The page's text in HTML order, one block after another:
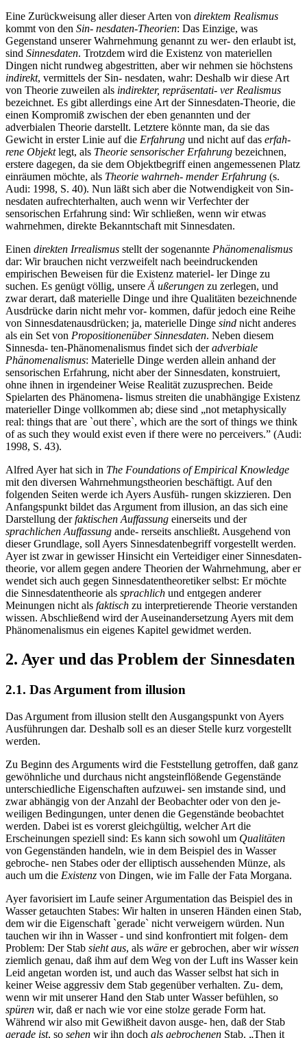
Eine Zurückweisung aller dieser Arten von direktem Realismus
kommt von den Sin- nesdaten-Theorien: Das Einzige, was
Gegenstand unserer Wahrnehmung genannt zu wer- den erlaubt ist,
sind Sinnesdaten. Trotzdem wird die Existenz von materiellen
Dingen nicht rundweg abgestritten, aber wir nehmen sie höchstens
indirekt, vermittels der Sin- nesdaten, wahr: Deshalb wir diese Art
von Theorie zuweilen als indirekter, repräsentati- ver Realismus
bezeichnet. Es gibt allerdings eine Art der Sinnesdaten-Theorie, die
einen Kompromiß zwischen der eben genannten und der
adverbialen Theorie darstellt. Letztere könnte man, da sie das
Gewicht in erster Linie auf die Erfahrung und nicht auf das erfah-
rene Objektlegt, als Theorie sensorischer Erfahrung bezeichnen,
erstere dagegen, da sie dem Objektbegriff einen angemessenen Platz
einräumen möchte, als Theorie wahrneh- mender Erfahrung (s.
Audi: 1998, S. 40). Nun läßt sich aber die Notwendigkeit von Sin-
nesdaten aufrechterhalten, auch wenn wir Verfechter der
sensorischen Erfahrung sind: Wir schließen, wenn wir etwas
wahrnehmen, direkte Bekanntschaft mit Sinnesdaten.
Einen direkten Irrealismus stellt der sogenannte Phänomenalismus
dar: Wir brauchen nicht verzweifelt nach beeindruckenden
empirischen Beweisen für die Existenz materiel- ler Dinge zu
suchen. Es genügt völlig, unsere Ä ußerungen zu zerlegen, und
zwar derart, daß materielle Dinge und ihre Qualitäten bezeichnende
Ausdrücke darin nicht mehr vor- kommen, dafür jedoch eine Reihe
von Sinnesdatenausdrücken; ja, materielle Dinge sind nicht anderes
als ein Set von Propositionenüber Sinnesdaten. Neben diesem
Sinnesda- ten-Phänomenalismus findet sich deradverbiale
Phänomenalismus: Materielle Dinge werden allein anhand der
sensorischen Erfahrung, nicht aber der Sinnesdaten, konstruiert,
ohne ihnen in irgendeiner Weise Realität zuzusprechen. Beide
Spielarten des Phänomena- lismus streiten die unabhängige Existenz
materieller Dinge vollkommen ab; diese sind „not metaphysically
real: things that are `out there`, which are the sort of things we think
of as such they would exist even if there were no perceivers.” (Audi:
1998, S. 43).
Alfred Ayer hat sich in The Foundations of Empirical Knowledge
mit den diversen Wahrnehmungstheorien beschäftigt. Auf den
folgenden Seiten werde ich Ayers Ausfüh- rungen skizzieren. Den
Anfangspunkt bildet das Argument from illusion, an das sich eine
Darstellung derfaktischen Auffassung einerseits und der
sprachlichen Auffassung ande- rerseits anschließt. Ausgehend von
dieser Grundlage, soll Ayers Sinnesdatenbegriff vorgestellt werden.
Ayer ist zwar in gewisser Hinsicht ein Verteidiger einer Sinnesdaten-
theorie, vor allem gegen andere Theorien der Wahrnehmung, aber er
wendet sich auch gegen Sinnesdatentheoretiker selbst: Er möchte
die Sinnesdatentheorie als sprachlich und entgegen anderer
Meinungen nicht als faktisch zu interpretierende Theorie verstanden
wissen. Abschließend wird der Auseinandersetzung Ayers mit dem
Phänomenalismus ein eigenes Kapitel gewidmet werden.
2. Ayer und das Problem der Sinnesdaten
2.1. Das Argument from illusion
Das Argument from illusion stellt den Ausgangspunkt von Ayers
Ausführungen dar. Deshalb soll es an dieser Stelle kurz vorgestellt
werden.
Zu Beginn des Arguments wird die Feststellung getroffen, daß ganz
gewöhnliche und durchaus nicht angsteinflößende Gegenstände
unterschiedliche Eigenschaften aufzuwei- sen imstande sind, und
zwar abhängig von der Anzahl der Beobachter oder von den je-
weiligen Bedingungen, unter denen die Gegenstände beobachtet
werden. Dabei ist es vorerst gleichgültig, welcher Art die
Erscheinungen speziell sind: Es kann sich sowohl um Qualitäten
von Gegenständen handeln, wie in dem Beispiel des in Wasser
gebroche- nen Stabes oder der elliptisch aussehenden Münze, als
auch um die Existenz von Dingen, wie im Falle der Fata Morgana.
Ayer favorisiert im Laufe seiner Argumentation das Beispiel des in
Wasser getauchten Stabes: Wir halten in unseren Händen einen Stab,
dem wir die Eigenschaft `gerade` nicht verweigern würden. Nun
tauchen wir ihn in Wasser - und sind konfrontiert mit folgen- dem
Problem: Der Stab sieht aus, als wäre er gebrochen, aber wirwissen
ziemlich genau, daß ihm auf dem Weg von der Luft ins Wasser kein
Leid angetan worden ist, und auch das Wasser selbst hat sich in
keiner Weise aggressiv dem Stab gegenüber verhalten. Zu- dem,
wenn wir mit unserer Hand den Stab unter Wasser befühlen, so
spüren wir, daß er nach wie vor eine stolze gerade Form hat.
Während wir also mit Gewißheit davon ausge- hen, daß der Stab
gerade ist, so sehen wir ihn doch als gebrochenen Stab. „Then it